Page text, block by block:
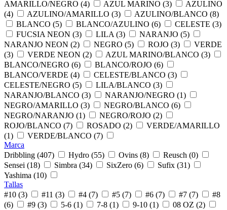
AMARILLO/NEGRO (4)
AZUL MARINO (3)
AZULINO
(4)
AZULINO/AMARILLO (3)
AZULINO/BLANCO (8)
BLANCO (5)
BLANCO/AZULINO (6)
CELESTE (3)
FUCSIA NEON (3)
LILA (3)
NARANJO (5)
NARANJO NEON (2)
NEGRO (5) ROJO (3)
VERDE
(3)
VERDE NEON (2)
AZUL MARINO/BLANCO (3)
BLANCO/NEGRO (6)
BLANCO/ROJO (6)
BLANCO/VERDE (4)
CELESTE/BLANCO (3)
CELESTE/NEGRO (5)
LILA/BLANCO (3)
NARANJO/BLANCO (3)
NARANJO/NEGRO (1)
NEGRO/AMARILLO (3)
NEGRO/BLANCO (6)
NEGRO/NARANJO (1)
NEGRO/ROJO (2)
ROJO/BLANCO (7)
ROSADO (2)
VERDE/AMARILLO
(1)
VERDE/BLANCO (7)
Marca
Dribbling (407)
Hydro (55) Ovins (8)
Reusch (0)
Sensei (18)
Simbra (34) SixZero (6)
Sufix (31)
Yashima (10)
Tallas
#10 (3)
#11 (3) #4 (7) #5 (7) #6 (7) #7 (7)
#8
(6)
#9 (3) 5-6 (1) 7-8 (1) 9-10 (1)
08 OZ (2)